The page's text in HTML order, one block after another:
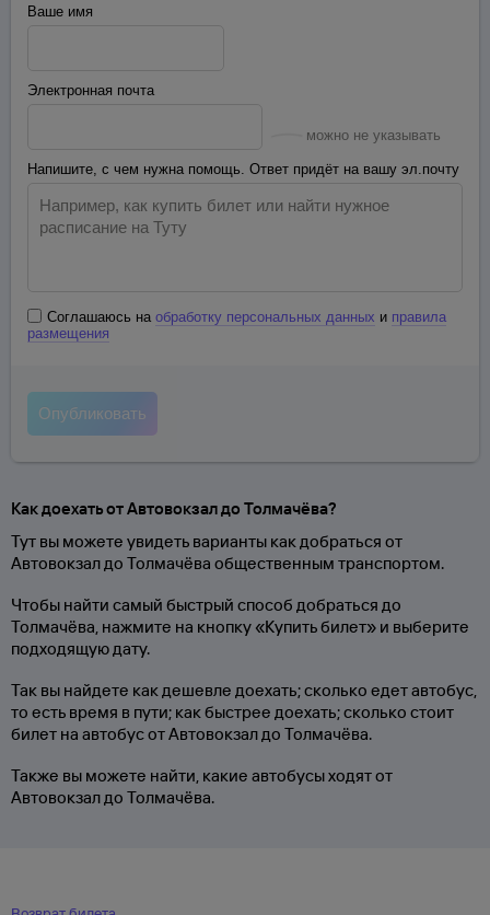
Ваше имя
Электронная почта
можно не указывать
Напишите, с чем нужна помощь. Ответ придёт на вашу эл.почту
Соглашаюсь на обработку персональных данных и правила
размещения
Как доехать от Автовокзал до Толмачёва?
Тут вы можете увидеть варианты как добраться от
Автовокзал до Толмачёва общественным транспортом.
Чтобы найти самый быстрый способ добраться до
Толмачёва, нажмите на кнопку «Купить билет» и выберите
подходящую дату.
Так вы найдете как дешевле доехать; сколько едет автобус,
то есть время в пути; как быстрее доехать; сколько стоит
билет на автобус от Автовокзал до Толмачёва.
Также вы можете найти, какие автобусы ходят от
Автовокзал до Толмачёва.